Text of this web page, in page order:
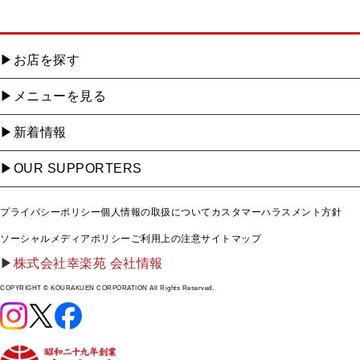
お店を探す
メニューを見る
新着情報
OUR SUPPORTERS
プライバシーポリシー個人情報の取扱について カスタマーハラスメント方針
ソーシャルメディアポリシー ご利用上の注意サイトマップ
株式会社幸楽苑 会社情報
COPYRIGHT © KOURAKUEN CORPORATION All Rights Reserved.